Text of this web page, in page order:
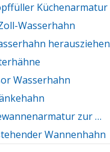
Küchenarmatur
Wasserhahn
herausziehen
Wasserhahn
Badewannenarmatur zur Wandmontage
Wannenhahn